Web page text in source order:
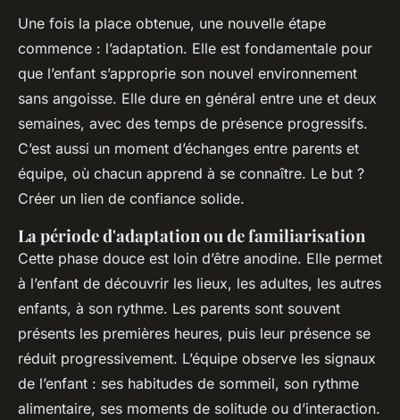
Une fois la place obtenue, une nouvelle étape
commence : l’adaptation. Elle est fondamentale pour
que l’enfant s’approprie son nouvel environnement
sans angoisse. Elle dure en général entre une et deux
semaines, avec des temps de présence progressifs.
C’est aussi un moment d’échanges entre parents et
équipe, où chacun apprend à se connaître. Le but ?
Créer un lien de confiance solide.
La période d'adaptation ou de familiarisation
Cette phase douce est loin d’être anodine. Elle permet
à l’enfant de découvrir les lieux, les adultes, les autres
enfants, à son rythme. Les parents sont souvent
présents les premières heures, puis leur présence se
réduit progressivement. L’équipe observe les signaux
de l’enfant : ses habitudes de sommeil, son rythme
alimentaire, ses moments de solitude ou d’interaction.